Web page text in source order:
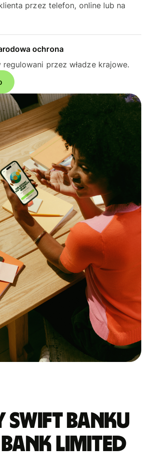
przez telefon, online lub na
ochrona
regulowani przez władze krajowe.
Swift banku
LIMITED